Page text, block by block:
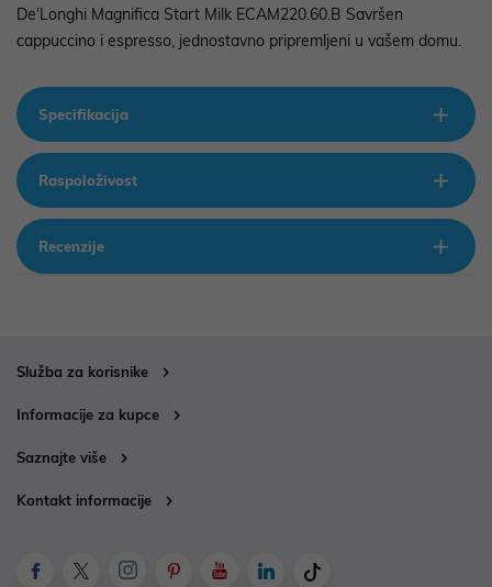
De'Longhi Magnifica Start Milk ECAM220.60.B Savršen
cappuccino i espresso, jednostavno pripremljeni u vašem domu.
Specifikacija
Raspoloživost
Recenzije
Služba za korisnike
Informacije za kupce
Saznajte više
Kontakt informacije